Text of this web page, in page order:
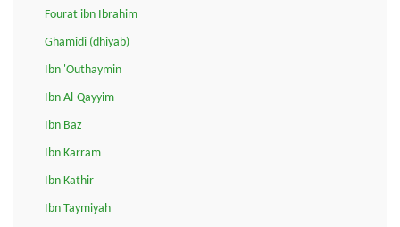
Fourat ibn Ibrahim
Ghamidi (dhiyab)
Ibn 'Outhaymin
Ibn Al-Qayyim
Ibn Baz
Ibn Karram
Ibn Kathir
Ibn Taymiyah